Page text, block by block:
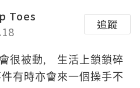
Toes
追蹤
很被動, 生活上鎖鎖碎
有時亦會來一個操手不